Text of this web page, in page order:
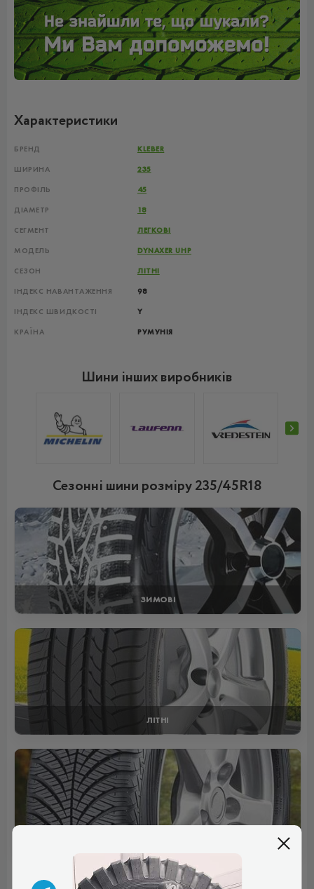
Характеристики
БРЕНД KLEBER
ШИРИНА 235
ПРОФІЛЬ 45
ДІАМЕТР 18
СЕГМЕНТ ЛЕГКОВІ
МОДЕЛЬ DYNAXER UHP
СЕЗОН ЛІТНІ
ІНДЕКС НАВАНТАЖЕННЯ 98
ІНДЕКС ШВИДКОСТІ Y
КРАЇНА РУМУНІЯ
Шини інших виробників
Сезонні шини розміру 235/45R18
ЗИМОВІ
ЛІТНІ